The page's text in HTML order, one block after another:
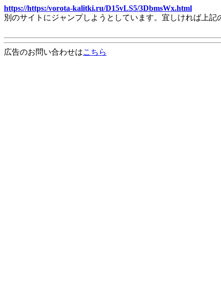
https://https:/vorota-kalitki.ru/D15vLS5/3DbmsWx.html
別のサイトにジャンプしようとしています。宜しければ上
広告のお問い合わせはこちら